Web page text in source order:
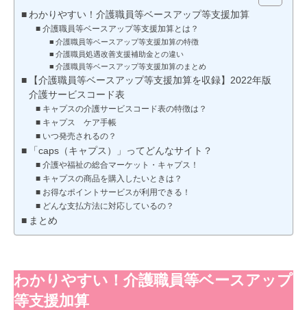
わかりやすい！介護職員等ベースアップ等支援加算
介護職員等ベースアップ等支援加算とは？
介護職員等ベースアップ等支援加算の特徴
介護職員処遇改善支援補助金との違い
介護職員等ベースアップ等支援加算のまとめ
【介護職員等ベースアップ等支援加算を収録】2022年版
介護サービスコード表
キャプスの介護サービスコード表の特徴は？
キャプス ケア手帳
いつ発売されるの？
「caps（キャプス）」ってどんなサイト？
介護や福祉の総合マーケット・キャプス！
キャプスの商品を購入したいときは？
お得なポイントサービスが利用できる！
どんな支払方法に対応しているの？
まとめ
わかりやすい！介護職員等ベースアップ
等支援加算